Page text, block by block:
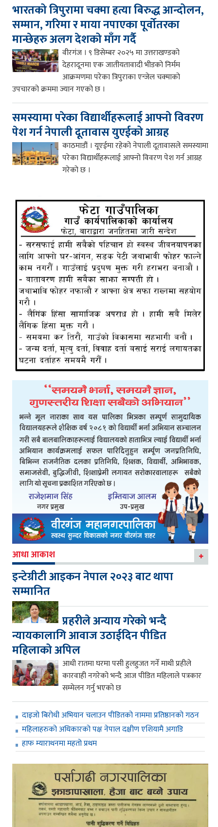
भारतको त्रिपुरामा चक्मा हत्या बिरुद्ध आन्दोलन,
सम्मान, गरिमा र माया नपाएका पूर्वोतरका
मान्छेहरु अलग देशको माँग गर्दै
वीरगंज । ९ डिसेम्बर २०२५ मा उत्तराखण्डको
देहरादूनमा एक जातीयतावादी भीडको निर्मम
आक्रमणमा परेका त्रिपुराका एन्जेल चक्माको
उपचारको क्रममा ज्यान गएको छ ।
समस्यामा परेका विद्यार्थीहरूलाई आफ्नो विवरण
पेश गर्न नेपाली दूतावास युएईको आग्रह
काठमाडौं । यूएईमा रहेको नेपाली दूतावासले समस्यामा
परेका विद्यार्थीहरूलाई आफ्नो विवरण पेश गर्न आग्रह
गरेको छ ।
आधा आकाश
इन्टेग्रीटी आइकन नेपाल २०२३ बाट थापा
सम्मानित
प्रहरीले अन्याय गरेको भन्दै
न्यायकालागि आवाज उठाईदिन पीडित
महिलाको अपिल
आधी रातमा घरमा पसी हुलहुजत गर्ने माथी प्रहीले
कारवाही नगरेको भन्दै आज पीडित महिलाले पत्रकार
सम्मेलन गर्नु भएको छ
दाइजो बिरोधी अभियान चलाउन पीडितको नाममा प्रतिष्ठानको गठन
महिलाहरुको अधिकारको पक्ष नेपाल दक्षीण एशियामै अगाडि
हाफ म्याराथनमा महतो प्रथम